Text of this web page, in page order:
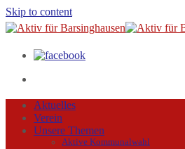
Skip to content
Aktuelles
Verein
Unsere Themen
Aktive Kommunalwahl